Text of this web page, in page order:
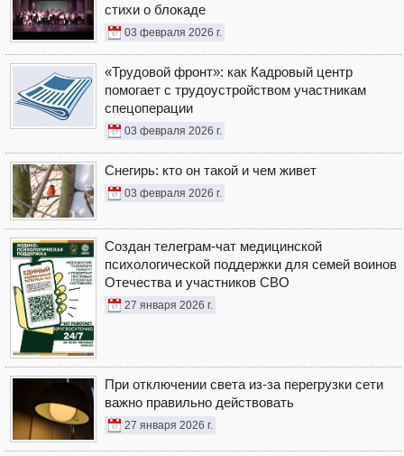
стихи о блокаде
03 февраля 2026 г.
«Трудовой фронт»: как Кадровый центр
помогает с трудоустройством участникам
спецоперации
03 февраля 2026 г.
Снегирь: кто он такой и чем живет
03 февраля 2026 г.
Создан телеграм-чат медицинской
психологической поддержки для семей воинов
Отечества и участников СВО
27 января 2026 г.
При отключении света из-за перегрузки сети
важно правильно действовать
27 января 2026 г.